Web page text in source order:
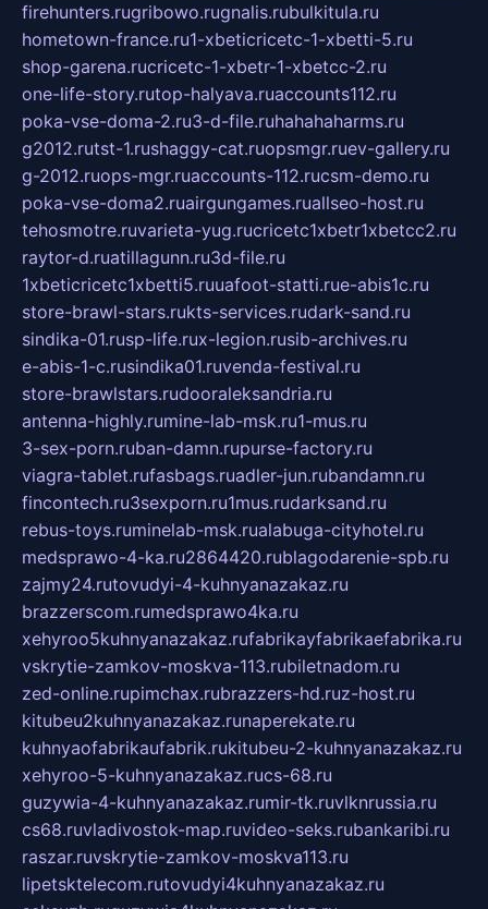
firehunters.rugribowo.rugnalis.rubulkitula.ru
hometown-france.ru1-xbeticricetc-1-xbetti-5.ru
shop-garena.rucricetc-1-xbetr-1-xbetcc-2.ru
one-life-story.rutop-halyava.ruaccounts112.ru
poka-vse-doma-2.ru3-d-file.ruhahahaharms.ru
g2012.rutst-1.rushaggy-cat.ruopsmgr.ruev-gallery.ru
g-2012.ruops-mgr.ruaccounts-112.rucsm-demo.ru
poka-vse-doma2.ruairgungames.ruallseo-host.ru
tehosmotre.ruvarieta-yug.rucricetc1xbetr1xbetcc2.ru
raytor-d.ruatillagunn.ru3d-file.ru
1xbeticricetc1xbetti5.ruuafoot-statti.rue-abis1c.ru
store-brawl-stars.rukts-services.rudark-sand.ru
sindika-01.rusp-life.rux-legion.rusib-archives.ru
e-abis-1-c.rusindika01.ruvenda-festival.ru
store-brawlstars.rudooraleksandria.ru
antenna-highly.rumine-lab-msk.ru1-mus.ru
3-sex-porn.ruban-damn.rupurse-factory.ru
viagra-tablet.rufasbags.ruadler-jun.rubandamn.ru
fincontech.ru3sexporn.ru1mus.rudarksand.ru
rebus-toys.ruminelab-msk.rualabuga-cityhotel.ru
medsprawo-4-ka.ru2864420.rublagodarenie-spb.ru
zajmy24.rutovudyi-4-kuhnyanazakaz.ru
brazzerscom.rumedsprawo4ka.ru
xehyroo5kuhnyanazakaz.rufabrikayfabrikaefabrika.ru
vskrytie-zamkov-moskva-113.rubiletnadom.ru
zed-online.rupimchax.rubrazzers-hd.ruz-host.ru
kitubeu2kuhnyanazakaz.runaperekate.ru
kuhnyaofabrikaufabrik.rukitubeu-2-kuhnyanazakaz.ru
xehyroo-5-kuhnyanazakaz.rucs-68.ru
guzywia-4-kuhnyanazakaz.rumir-tk.ruvlknrussia.ru
cs68.ruvladivostok-map.ruvideo-seks.rubankaribi.ru
raszar.ruvskrytie-zamkov-moskva113.ru
lipetsktelecom.rutovudyi4kuhnyanazakaz.ru